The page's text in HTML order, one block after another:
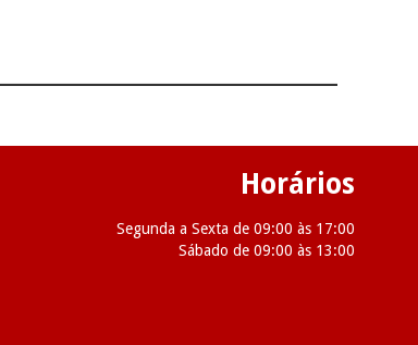
Horários
Segunda a Sexta de 09:00 às 17:00
Sábado de 09:00 às 13:00